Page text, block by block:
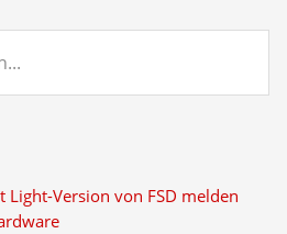
Light-Version von FSD melden